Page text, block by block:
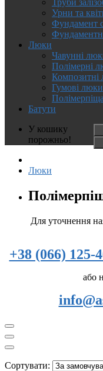
Труби
Урни та
Фундамент
Люки
Чавунні
Полімерні
Композитні
Гумові люки
Батути
У кошику
порожньо!
Люки
Для уточнення
+38 (066) 125-
або
Сортувати: